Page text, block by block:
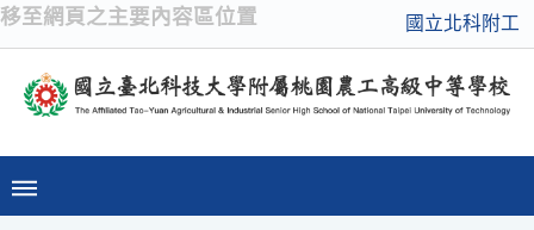
移至網頁之主要內容區位置 國立北科附工